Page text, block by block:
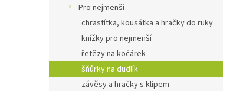
n
e
Pro nejmenší
chrastítka, kousátka a hračky do ruky
knížky pro nejmenší
řetězy na kočárek
šňůrky na dudlík
závěsy a hračky s klipem